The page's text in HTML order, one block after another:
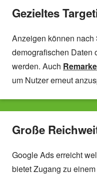
Gezieltes
Anzeigen können nach
demografischen Daten
werden. Auch
um Nutzer erneut
Große
Google Ads erreicht
bietet Zugang zu